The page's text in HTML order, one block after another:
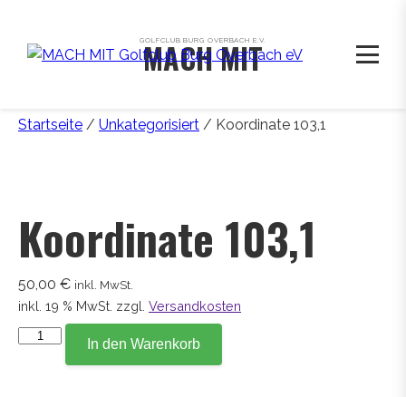
GOLFCLUB BURG OVERBACH E.V.
MACH MIT
Startseite / Unkategorisiert / Koordinate 103,1
Koordinate 103,1
50,00 € inkl. MwSt.
inkl. 19 % MwSt. zzgl. Versandkosten
Koordinate
In den Warenkorb